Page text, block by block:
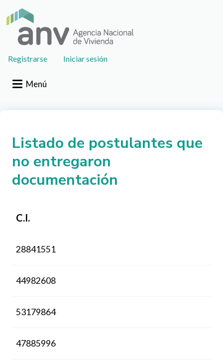
User
menu
Registrarse Iniciar sesión
Menú
Listado de postulantes que
no entregaron
documentación
C.I.
28841551
44982608
53179864
47885996